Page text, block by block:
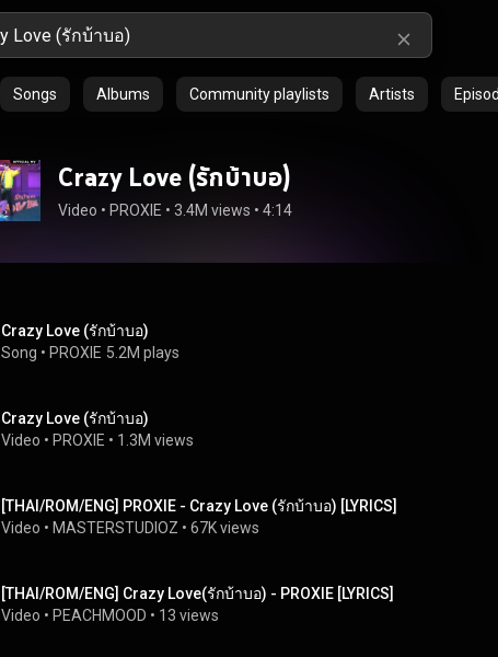
Songs Albums Community playlists Artists
Crazy Love (รักบ้าบอ)
Video • PROXIE • 3.4M views • 4:14
Crazy Love (รักบ้าบอ)
Song • PROXIE 5.2M plays
Crazy Love (รักบ้าบอ)
Video • PROXIE • 1.3M views
[THAI/ROM/ENG] PROXIE - Crazy Love (รักบ้าบอ) [LYRICS]
Video • MASTERSTUDIOZ • 67K views
[THAI/ROM/ENG] Crazy Love(รักบ้าบอ) - PROXIE [LYRICS]
Video • PEACHMOOD • 13 views